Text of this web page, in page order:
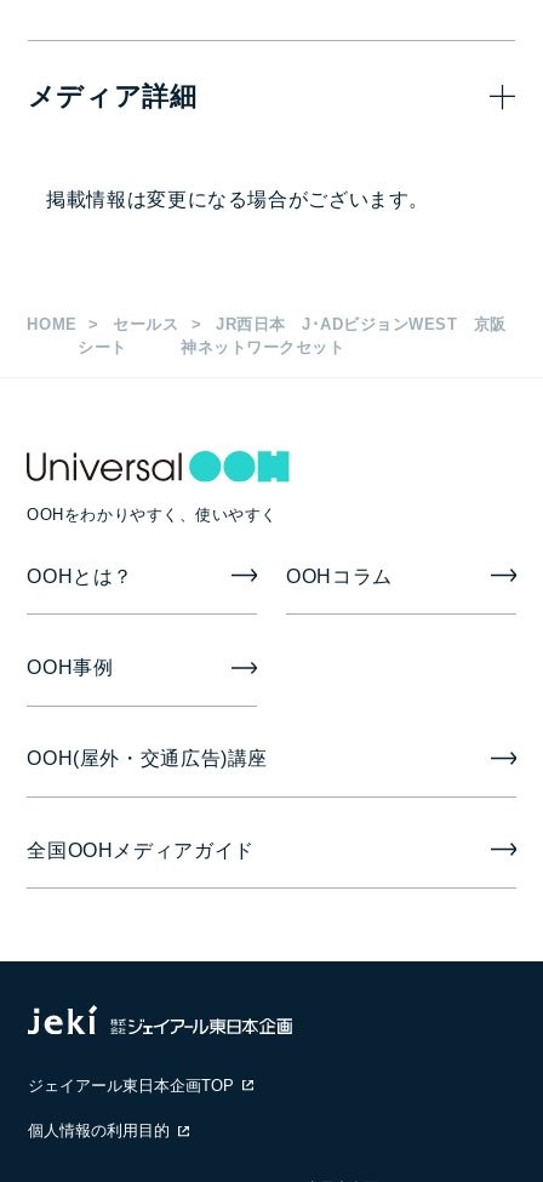
7日(1週間)
15秒
メディア詳細
4:30～24:30 ※天王寺駅中央口、京都駅地下東口、
三ノ宮駅西口、京橋駅北口に適用
1枠15秒 1ロール6分
入稿素材
掲出期間
7日
掲載情報は変更になる場合がございます。
HOME
セールス
シート
JR西日本 J･ADビジョンWEST 京阪
神ネットワークセット
OOHをわかりやすく、使いやすく
OOHとは？ OOHコラム
OOH事例
OOH(屋外・交通広告)講座
全国OOHメディアガイド
ジェイアール東日本企画TOP
個人情報の利用目的